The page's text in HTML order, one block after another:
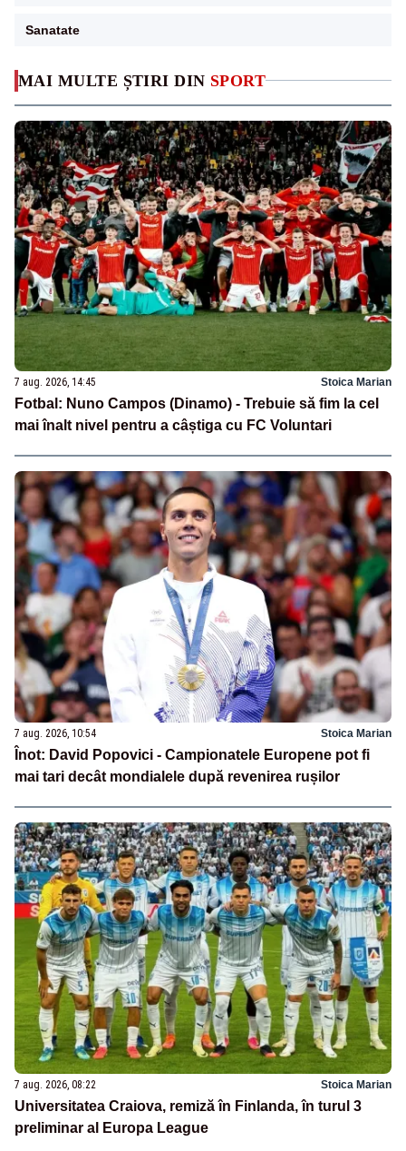
MAI MULTE ȘTIRI DIN SPORT
7 aug. 2026, 14:45 Stoica Marian
Fotbal: Nuno Campos (Dinamo) - Trebuie să fim la cel
mai înalt nivel pentru a câștiga cu FC Voluntari
7 aug. 2026, 10:54 Stoica Marian
Înot: David Popovici - Campionatele Europene pot fi
mai tari decât mondialele după revenirea rușilor
7 aug. 2026, 08:22 Stoica Marian
Universitatea Craiova, remiză în Finlanda, în turul 3
preliminar al Europa League
Sanatate